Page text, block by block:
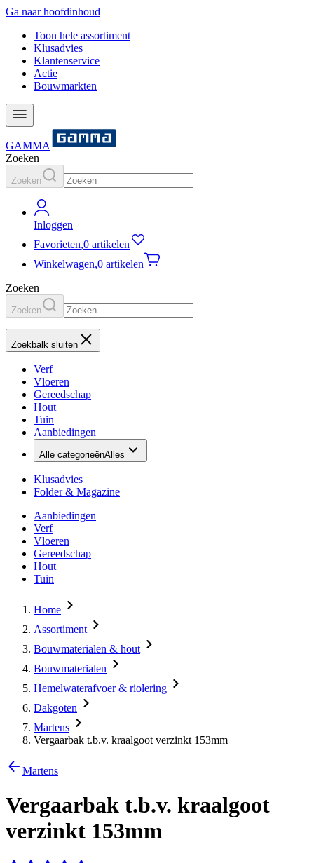
Ga naar hoofdinhoud
Toon hele assortiment
Klusadvies
Klantenservice
Actie
Bouwmarkten
GAMMA
Zoeken
Zoeken
Inloggen
Favorieten,0 artikelen
Winkelwagen,0 artikelen
Zoeken
Zoeken
Zoekbalk sluiten
Verf
Vloeren
Gereedschap
Hout
Tuin
Aanbiedingen
Alle categorieënAlles
Klusadvies
Folder & Magazine
Aanbiedingen
Verf
Vloeren
Gereedschap
Hout
Tuin
Home
Assortiment
Bouwmaterialen & hout
Bouwmaterialen
Hemelwaterafvoer & riolering
Dakgoten
Martens
Vergaarbak t.b.v. kraalgoot verzinkt 153mm
Martens
Vergaarbak t.b.v. kraalgoot
verzinkt 153mm